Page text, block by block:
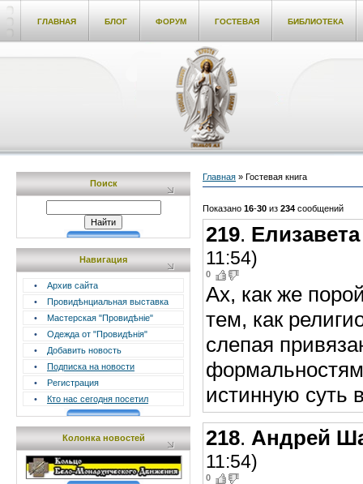
ГЛАВНАЯ БЛОГ ФОРУМ ГОСТЕВАЯ БИБЛИОТЕКА
Поиск
Навигация
•
Архив сайта
•
Провидѣнциальная выставка
•
Мастерская "Провидѣніе"
•
Одежда от "Провидѣнія"
•
Добавить новость
•
Подписка на новости
•
Регистрация
•
Кто нас сегодня посетил
Колонка новостей
Главная » Гостевая книга
Показано 16-30 из 234 сообщений
219.
11:54)
0
Ах, как же
тем, как
слепая
истинную суть
218. Андрей
11:54)
0